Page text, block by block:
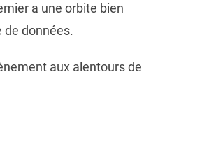
a une orbite bien
de données.
aux alentours de